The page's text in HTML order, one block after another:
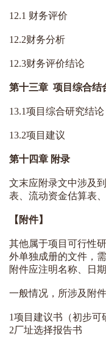
12.1 财务评价
12.2财务分析
12.3财务评价结论
第十三章 项目综合结
13.1项目综合研究结论
13.2项目建议
第十四章 附录
文末应附录文中涉及
表、流动资金估算表
【附件】
其他属于项目可行性
外单独成册的文件，
附件应注明名称、日
一般情况，所涉及附
1项目建议书（初步可
2厂址选择报告书